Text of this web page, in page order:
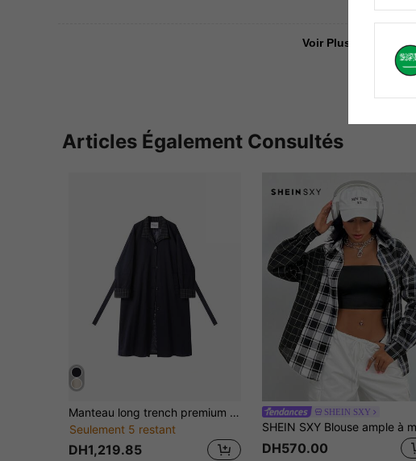
Voir Plus D'avis
Articles Également Consultés
Manteau long trench premium à carreaux bleu marine avec patchwork et poches, manches longues, pour rendez-vous en soirée, style universitaire, port quotidien, printemps et automne
Seulement 5 restant
DH1,219.85
SHEIN SXY
DH570.00